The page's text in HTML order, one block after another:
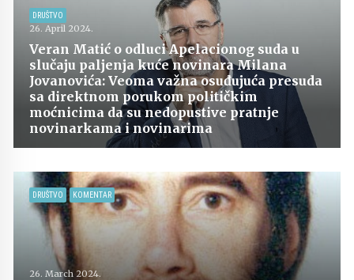
DRUŠTVO
26. April 2024.
Veran Matić o odluci Apelacionog suda u
slučaju paljenja kuće novinara Milana
Jovanovića: Veoma važna osuđujuća presuda
sa direktnom porukom političkim
moćnicima da su nedopustive pratnje
novinarkama i novinarima
DRUŠTVO KOMENTAR
26. March 2024.